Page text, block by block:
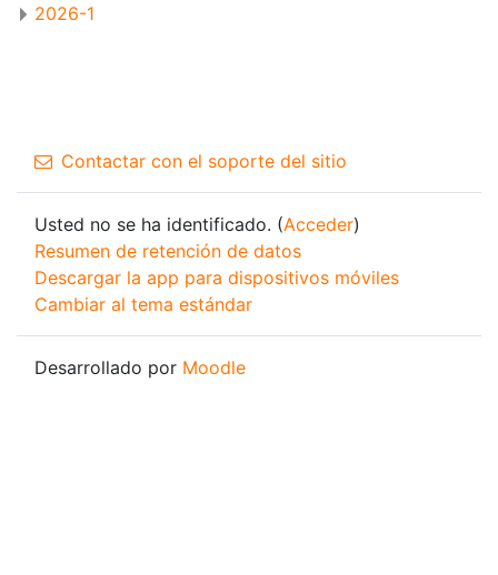
2026-1
Contactar con el soporte del sitio
Usted no se ha identificado. (Acceder)
Resumen de retención de datos
Descargar la app para dispositivos móviles
Cambiar al tema estándar
Desarrollado por Moodle